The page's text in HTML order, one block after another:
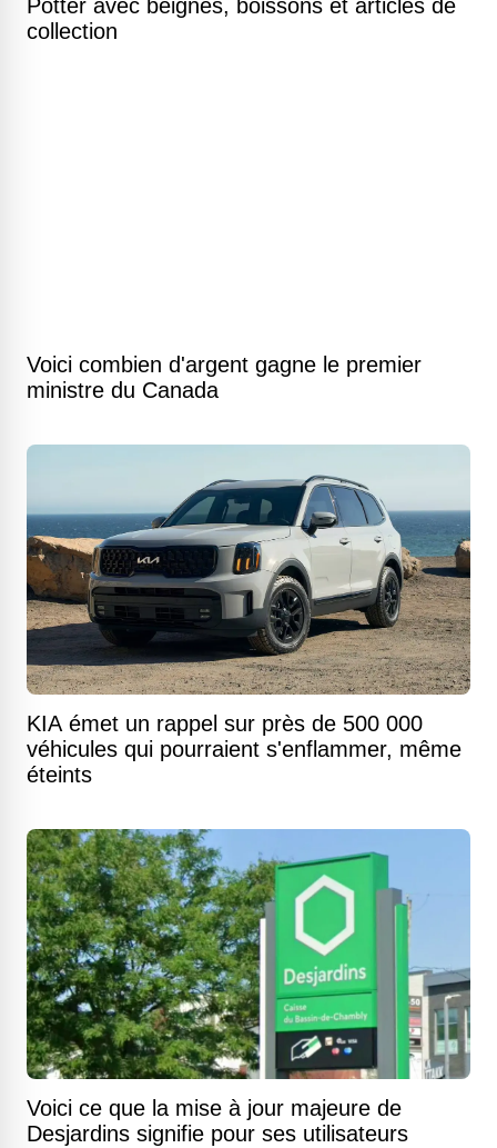
Potter avec beignes, boissons et articles de
collection
Voici combien d'argent gagne le premier
ministre du Canada
KIA émet un rappel sur près de 500 000
véhicules qui pourraient s'enflammer, même
éteints
Voici ce que la mise à jour majeure de
Desjardins signifie pour ses utilisateurs